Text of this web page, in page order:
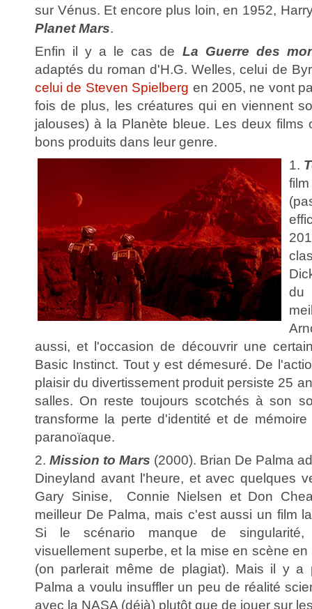
sur Vénus. Et encore plus loin, en 1952,
Planet Mars.
Enfin il y a le cas de La Guerre des
adaptés du roman d'H.G. Welles, celui de
celui de Steven Spielberg en 2005, ne vont
fois de plus, les créatures qui en viennent
jalouses) à la Planète bleue. Les deux films
bons produits dans leur genre.
1.
aussi, et l'occasion de découvrir une
Basic Instinct. Tout y est démesuré. De
plaisir du divertissement produit persiste 25
salles. On reste toujours scotchés à son
transforme la perte d'identité et de
paranoïaque.
2. Mission to Mars (2000). Brian De Palma
Dineyland avant l'heure, et avec quelques
Gary Sinise, Connie Nielsen et Don
meilleur De Palma, mais c'est aussi un film
Si le scénario manque de singularité,
visuellement superbe, et la mise en scène
(on parlerait même de plagiat). Mais il y a
Palma a voulu insuffler un peu de réalité
avec la NASA (déjà) plutôt que de jouer sur